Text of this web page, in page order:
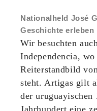
Nationalheld José
Geschichte erleben
Wir besuchten
Independencia,
Reiterstandbild
steht. Artigas gilt
der
Jahrhundert eine